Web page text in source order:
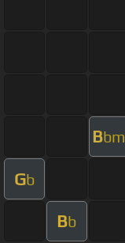
Bbm
Gb
Bb